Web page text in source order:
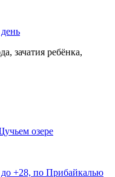
зачатия ребёнка,
озере
до +28, по Прибайкалью